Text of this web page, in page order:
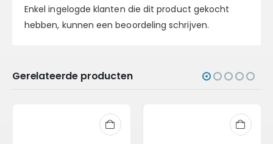
Enkel ingelogde klanten die dit product gekocht
hebben, kunnen een beoordeling schrijven.
Gerelateerde producten